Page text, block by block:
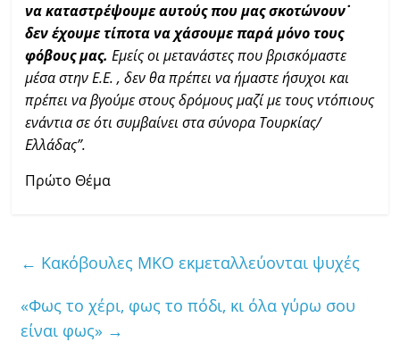
να καταστρέψουμε αυτούς που μας σκοτώνουν˙
δεν έχουμε τίποτα να χάσουμε παρά μόνο τους
φόβους μας. Εμείς οι μετανάστες που βρισκόμαστε
μέσα στην Ε.Ε. , δεν θα πρέπει να ήμαστε ήσυχοι και
πρέπει να βγούμε στους δρόμους μαζί με τους ντόπιους
ενάντια σε ότι συμβαίνει στα σύνορα Τουρκίας/
Ελλάδας”.
Πρώτο Θέμα
← Κακόβουλες ΜΚΟ εκμεταλλεύονται ψυχές
«Φως το χέρι, φως το πόδι, κι όλα γύρω σου
είναι φως» →